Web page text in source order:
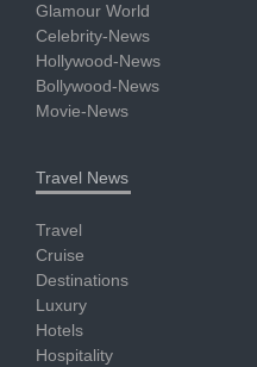
Glamour World
Celebrity-News
Hollywood-News
Bollywood-News
Movie-News
Travel News
Travel
Cruise
Destinations
Luxury
Hotels
Hospitality